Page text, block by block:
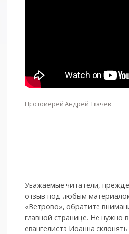
Протоиерей Андрей Ткачёв
Уважаемые читатели,
отзыв под любым
«Ветрово», обратите
главной странице. Не нужно
евангелиста Иоанна